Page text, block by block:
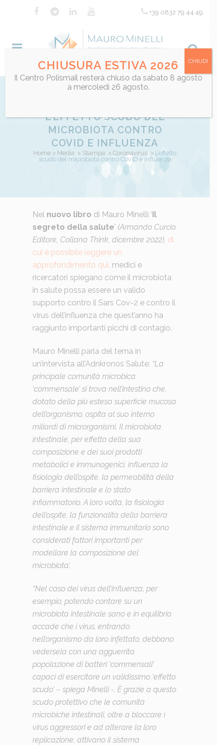
+39 0832 79 44 49
L’EFFETTO SCUDO DEL
MICROBIOTA CONTRO
COVID E INFLUENZA
Home > Media > Stampa > Coronavirus > L’effetto
scudo del microbiota contro CoViD e influenza
Posted at 13:25h in Coronavirus, Coronavirus
Nel nuovo libro di Mauro Minelli ‘Il
segreto della salute’ (Armando Curcio
Editore, Collana Think, dicembre 2022), di
cui è possibile leggere un
approfondimento qui, medici e
ricercatori spiegano come il microbiota
in salute possa essere un valido
supporto contro il Sars Cov-2 e contro il
virus dell’influenza che quest’anno ha
raggiunto importanti picchi di contagio.
Mauro Minelli parla del tema in
un’intervista all’Adnkronos Salute: “La
principale comunità microbica
‘commensale’ si trova nell’intestino che,
dotato della più estesa superficie mucosa
dell’organismo, ospita al suo interno
miliardi di microrganismi. Il microbiota
intestinale, per effetto della sua
composizione e dei suoi prodotti
metabolici e immunogenici, influenza la
fisiologia dell’ospite, la permeabilità della
barriera intestinale e lo stato
infiammatorio. A loro volta, la fisiologia
dell’ospite, la funzionalità della barriera
intestinale e il sistema immunitario sono
considerati fattori importanti per
modellare la composizione del
microbiota’.
“Nel caso dei virus dell’influenza, per
esempio, potendo contare su un
microbiota intestinale sano e in equilibrio
accade che i virus, entrando
nell’organismo da loro infettato, debbano
vedersela con una agguerrita
popolazione di batteri ‘commensali’
capaci di esercitare un validissimo ‘effetto
scudo’ – spiega Minelli -. È grazie a questo
scudo protettivo che le comunità
microbiche intestinali, oltre a bloccare i
virus aggressori e ad alterare la loro
replicazione, attivano il sistema
CHIUSURA ESTIVA 2026
Il Centro Polismail resterà chiuso da sabato 8 agosto
a mercoledì 26 agosto.
CHIUDI